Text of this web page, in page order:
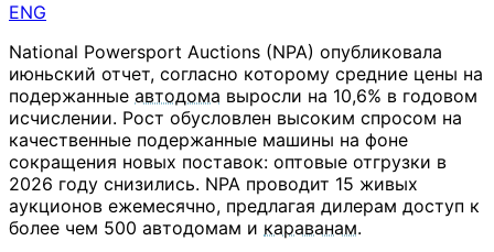
ENG
National Powersport Auctions (NPA) опубликовала
июньский отчет, согласно которому средние цены на
подержанные автодома выросли на 10,6% в годовом
исчислении. Рост обусловлен высоким спросом на
качественные подержанные машины на фоне
сокращения новых поставок: оптовые отгрузки в
2026 году снизились. NPA проводит 15 живых
аукционов ежемесячно, предлагая дилерам доступ к
более чем 500 автодомам и караванам.